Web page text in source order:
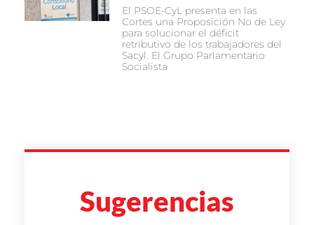
El PSOE-CyL presenta en las
Cortes una Proposición No de Ley
para solucionar el déficit
retributivo de los trabajadores del
Sacyl. El Grupo Parlamentario
Socialista
Sugerencias